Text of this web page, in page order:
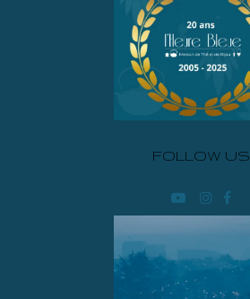
FOLLOW US